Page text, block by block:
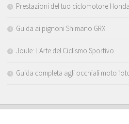
Prestazioni del tuo ciclomotore
Guida ai pignoni Shimano GRX
Joule: L'Arte del Ciclismo Sportivo
Guida completa agli occhiali moto